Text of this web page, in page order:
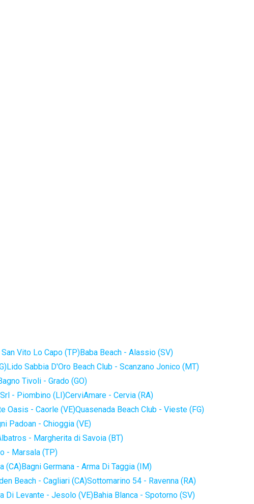
Vito Lo Capo (TP)Baba Beach - Alassio (SV)
Lido Sabbia D'Oro Beach Club - Scanzano Jonico (MT)
Tivoli - Grado (GO)
- Piombino (LI)CerviAmare - Cervia (RA)
Oasis - Caorle (VE)Quasenada Beach Club - Vieste (FG)
Padoan - Chioggia (VE)
- Margherita di Savoia (BT)
- Marsala (TP)
(CA)Bagni Germana - Arma Di Taggia (IM)
Beach - Cagliari (CA)Sottomarino 54 - Ravenna (RA)
Di Levante - Jesolo (VE)Bahia Blanca - Spotorno (SV)